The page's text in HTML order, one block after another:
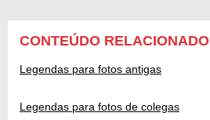
CONTEÚDO RELACIONADO
Legendas para fotos antigas
Legendas para fotos de colegas